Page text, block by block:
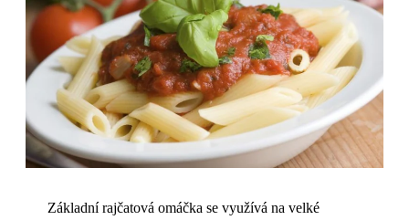
Základní rajčatová omáčka se využívá na velké